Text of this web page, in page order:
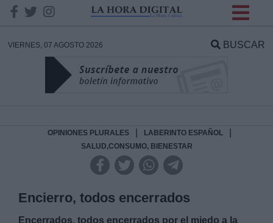
VIERNES, 07 AGOSTO 2026 BUSCAR
OPINIONES PLURALES LABERINTO ESPAÑOL
SALUD,CONSUMO, BIENESTAR
Encierro, todos encerrados
Encerrados, todos encerrados por el miedo a la
DATOS
Responsable:
Legitimación: